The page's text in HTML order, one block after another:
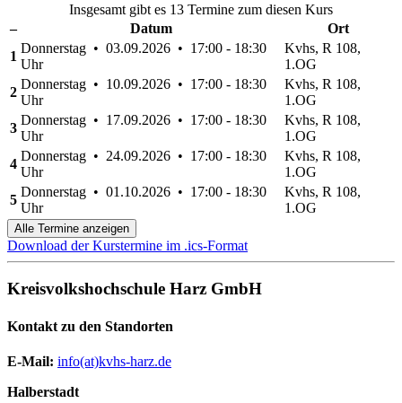
Insgesamt gibt es 13 Termine zum diesen Kurs
–
Datum
Ort
1
Donnerstag • 03.09.2026 • 17:00 - 18:30
Uhr
Kvhs, R 108,
1.OG
2
Donnerstag • 10.09.2026 • 17:00 - 18:30
Uhr
Kvhs, R 108,
1.OG
3
Donnerstag • 17.09.2026 • 17:00 - 18:30
Uhr
Kvhs, R 108,
1.OG
4
Donnerstag • 24.09.2026 • 17:00 - 18:30
Uhr
Kvhs, R 108,
1.OG
5
Donnerstag • 01.10.2026 • 17:00 - 18:30
Uhr
Kvhs, R 108,
1.OG
Alle Termine anzeigen
Download der Kurstermine im .ics-Format
Kreisvolkshochschule Harz GmbH
Kontakt zu den Standorten
E-Mail: info(at)kvhs-harz.de
Halberstadt